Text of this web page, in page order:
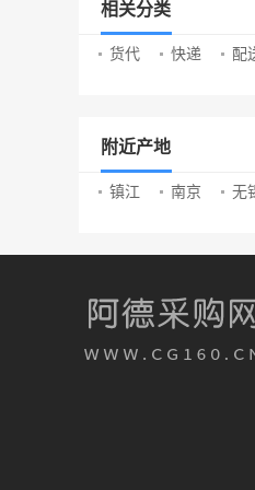
相关分类
货代 快递 配
附近产地
镇江 南京 无